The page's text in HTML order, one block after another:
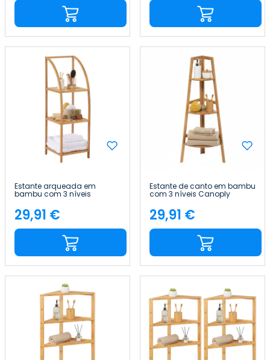
Estante arqueada em
bambu com 3 níveis
Thinia Home
Preço
29,91 €
Estante de canto em bambu
com 3 níveis Canoply
103x31.9x31.9cm Thinia Home
Preço
29,91 €